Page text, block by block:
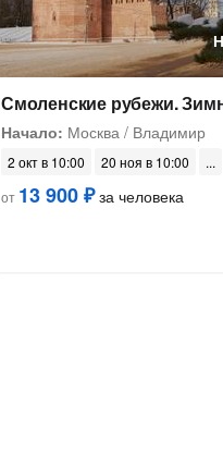
Смоленские рубежи.
Начало: Москва / Владимир
2 окт в 10:00
20 ноя в 10:00
от 13 900 ₽за человека